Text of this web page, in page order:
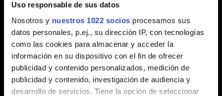
Uso responsable de sus datos
Nosotros y nuestros 1022 socios procesamos sus
datos personales, p.ej., su dirección IP, con tecnologías
como las cookies para almacenar y acceder la
información en su dispositivo con el fin de ofrecer
publicidad y contenido personalizados, medición de
publicidad y contenido, investigación de audiencia y
desarrollo de servicios. Tiene la opción de seleccionar
del mosaico Multijugador en Thronebreaker.
Si ya has completado tu partida de Thronebreaker antes
de hacerte con GWENT en Steam, inicia sesión en
GOG.com a través del mosaico Multijugador de
Thronebreaker y carga la partida guardada con mayor
progreso.